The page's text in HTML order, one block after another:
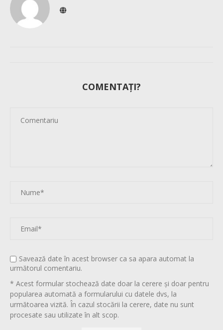
COMENTAȚI?
Savează date în acest browser ca sa apara automat la
următorul comentariu.
* Acest formular stochează date doar la cerere și doar pentru
popularea automată a formularului cu datele dvs, la
următoarea vizită. În cazul stocării la cerere, date nu sunt
procesate sau utilizate în alt scop.